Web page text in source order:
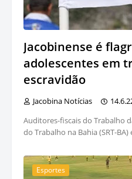
Jacobinense é
adolescentes em
escravidão
Jacobina Notícias
Auditores-fiscais do Trabalho
do Trabalho na Bahia (SRT-
Esportes